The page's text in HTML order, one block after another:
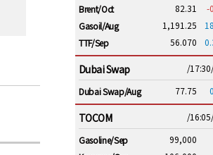
Brent/Oct
82.31
-
Gasoil/Aug
1,191.25
TTF/Sep
56.070
Dubai Swap
/
Dubai Swap/Aug
77.75
TOCOM
/
Gasoline/Sep
99,000